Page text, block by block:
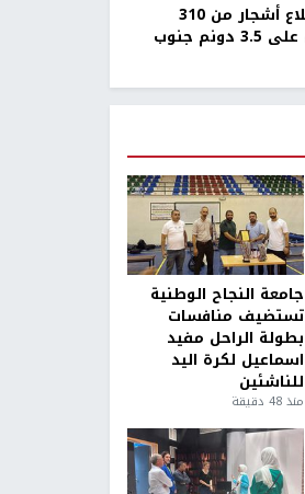
الاحتلال يخطر باقتلاع أشجار من 310
دونمات والاستيلاء على 3.5 دونم جنوب
جامعة النجاح الوطنية
تستضيف منافسات
بطولة الراحل مفيد
اسماعيل لكرة اليد
للناشئين
منذ 48 دقيقة